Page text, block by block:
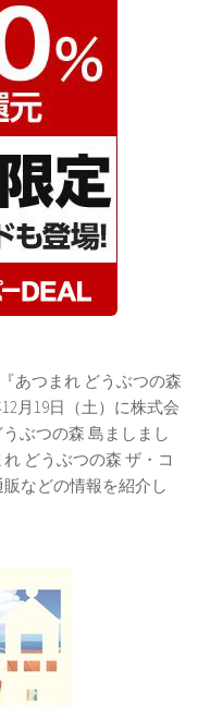
『あつまれ どうぶつの森
月19日（土）に株式会
うぶつの森 島ましまし
どうぶつの森 ザ・コ
などの情報を紹介し